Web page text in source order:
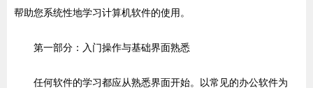
帮助您系统性地学习计算机软件的使用。
第一部分：入门操作与基础界面熟悉
任何软件的学习都应从熟悉界面开始。以常见的办公软件为